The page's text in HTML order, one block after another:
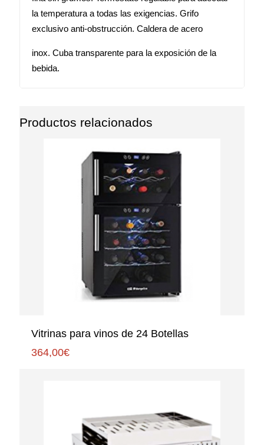
la temperatura a todas las exigencias. Grifo
exclusivo anti-obstrucción. Caldera de acero
inox. Cuba transparente para la exposición de la
bebida.
Productos relacionados
Vitrinas para vinos de 24 Botellas
364,00€